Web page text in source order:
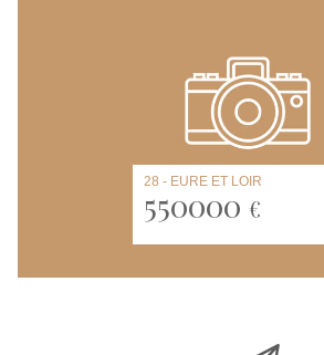
28 - EURE ET LOIR
550000 €